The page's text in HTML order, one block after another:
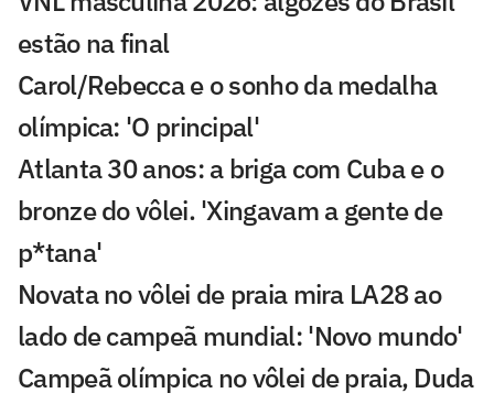
estão na final
Carol/Rebecca e o sonho da medalha
olímpica: 'O principal'
Atlanta 30 anos: a briga com Cuba e o
bronze do vôlei. 'Xingavam a gente de
p*tana'
Novata no vôlei de praia mira LA28 ao
lado de campeã mundial: 'Novo mundo'
Campeã olímpica no vôlei de praia, Duda